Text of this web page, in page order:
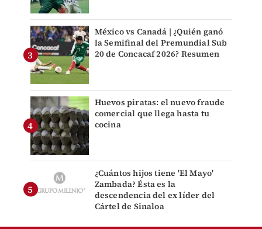
México vs Canadá | ¿Quién ganó
la Semifinal del Premundial Sub
20 de Concacaf 2026? Resumen
Huevos piratas: el nuevo fraude
comercial que llega hasta tu
cocina
¿Cuántos hijos tiene 'El Mayo'
Zambada? Ésta es la
descendencia del ex líder del
Cártel de Sinaloa